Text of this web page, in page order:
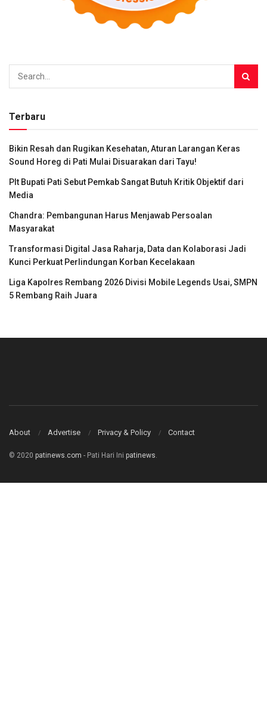
Terbaru
Bikin Resah dan Rugikan Kesehatan, Aturan Larangan Keras
Sound Horeg di Pati Mulai Disuarakan dari Tayu!
Plt Bupati Pati Sebut Pemkab Sangat Butuh Kritik Objektif dari
Media
Chandra: Pembangunan Harus Menjawab Persoalan
Masyarakat
Transformasi Digital Jasa Raharja, Data dan Kolaborasi Jadi
Kunci Perkuat Perlindungan Korban Kecelakaan
Liga Kapolres Rembang 2026 Divisi Mobile Legends Usai, SMPN
5 Rembang Raih Juara
About Advertise Privacy & Policy Contact
© 2020 patinews.com - Pati Hari Ini patinews.